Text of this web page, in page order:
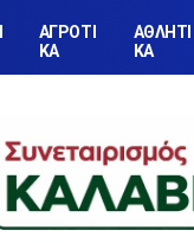
ΑΓΡΟΤΙ
ΚΑ
ΑΘΛΗΤΙ
ΚΑ